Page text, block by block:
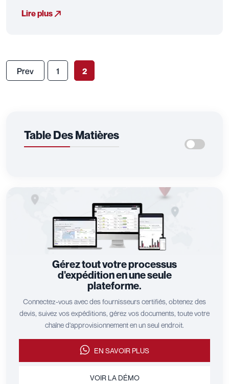
Lire plus
Prev 1 2
Table Des Matières
Gérez tout votre processus
d'expédition en une seule
plateforme.
Connectez-vous avec des fournisseurs certifiés, obtenez des
devis, suivez vos expéditions, gérez vos documents, toute votre
chaîne d'approvisionnement en un seul endroit.
EN SAVOIR PLUS
VOIR LA DÉMO